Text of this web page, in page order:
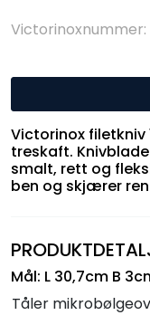
Victorinoxnummer:
Victorinox
treskaft.
smalt, rett og
ben og skjærer
Mål: L 30,7cm B
Tåler